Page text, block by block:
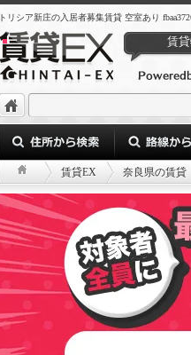
トリシア新庄の入居者募集賃貸 空室あり
賃
賃貸EX 奈良県の賃貸